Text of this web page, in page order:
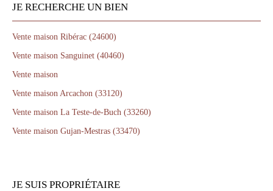
JE RECHERCHE UN BIEN
Vente maison Ribérac (24600)
Vente maison Sanguinet (40460)
Vente maison
Vente maison Arcachon (33120)
Vente maison La Teste-de-Buch (33260)
Vente maison Gujan-Mestras (33470)
JE SUIS PROPRIÉTAIRE